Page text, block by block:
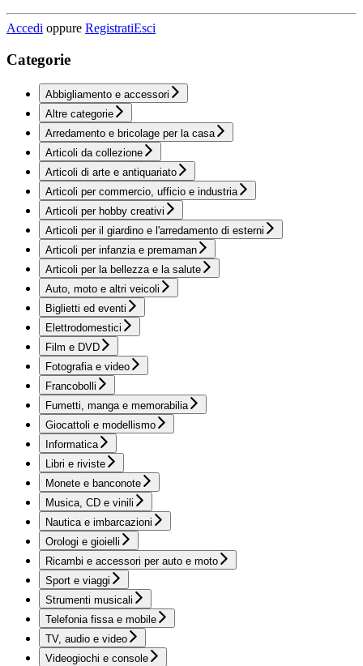
Accedi oppure RegistratiEsci
Categorie
Abbigliamento e accessori
Altre categorie
Arredamento e bricolage per la casa
Articoli da collezione
Articoli di arte e antiquariato
Articoli per commercio, ufficio e industria
Articoli per hobby creativi
Articoli per il giardino e l'arredamento di esterni
Articoli per infanzia e premaman
Articoli per la bellezza e la salute
Auto, moto e altri veicoli
Biglietti ed eventi
Elettrodomestici
Film e DVD
Fotografia e video
Francobolli
Fumetti, manga e memorabilia
Giocattoli e modellismo
Informatica
Libri e riviste
Monete e banconote
Musica, CD e vinili
Nautica e imbarcazioni
Orologi e gioielli
Ricambi e accessori per auto e moto
Sport e viaggi
Strumenti musicali
Telefonia fissa e mobile
TV, audio e video
Videogiochi e console